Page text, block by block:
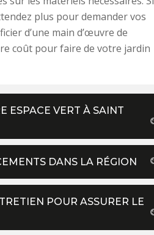
plus pour demander vos
d’une main d’œuvre de
coût pour faire de votre jardin
ESPACE VERT À SAINT
DANS LA RÉGION
POUR ASSURER LE